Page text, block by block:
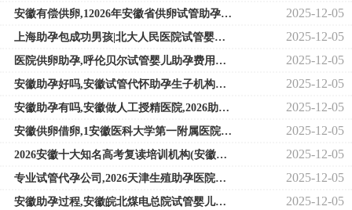
安徽有偿供卵,12026年安徽省供卵试管助孕机构大全 2025-12-05
上海助孕包成功男孩|北大人民医院试管婴儿成功率有多少？一次试管成功率高 2025-12-05
医院供卵助孕,呼伦贝尔试管婴儿助孕费用明细表，2026各医院助孕花费排名 2025-12-05
安徽助孕好吗,安徽试管代怀助孕生子机构排名，附试管前十医院推荐！ 2025-12-05
安徽助孕有吗,安徽做人工授精医院,2026助孕省钱攻略 2025-12-05
安徽供卵借卵,1安徽医科大学第一附属医院借卵做试管供卵多少钱 2025-12-05
2026安徽十大知名高考复读培训机构(安徽十大高考复读学校 2025-12-05
专业试管代孕公司,2026天津生殖助孕医院排名？第三代试管婴儿助孕机构名单参 2025-12-05
安徽助孕过程,安徽皖北煤电总院试管婴儿价格参考2026助孕费用筹算指南 2025-12-05